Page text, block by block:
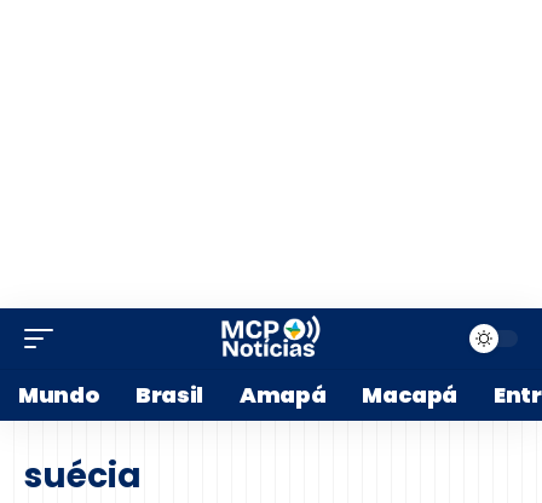
Mundo Brasil Amapá Macapá
suécia